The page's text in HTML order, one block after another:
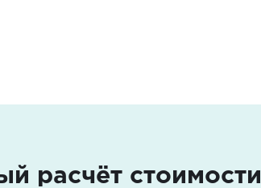
расчёт стоимости